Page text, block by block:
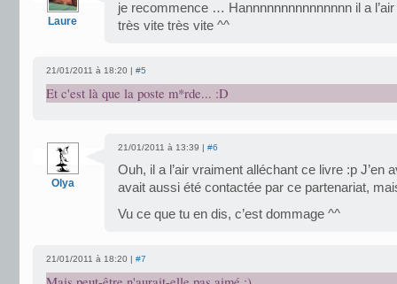
Laure
je recommence … Hannnnnnnnnnnnnnn il a l’air
très vite très vite ^^
21/01/2011 à 18:20 | #5
Et c'est là que la poste m*rde... :D
Olya
21/01/2011 à 13:39 | #6
Ouh, il a l’air vraiment alléchant ce livre :p J’en
avait aussi été contactée par ce partenariat,
Vu ce que tu en dis, c’est dommage ^^
21/01/2011 à 18:20 | #7